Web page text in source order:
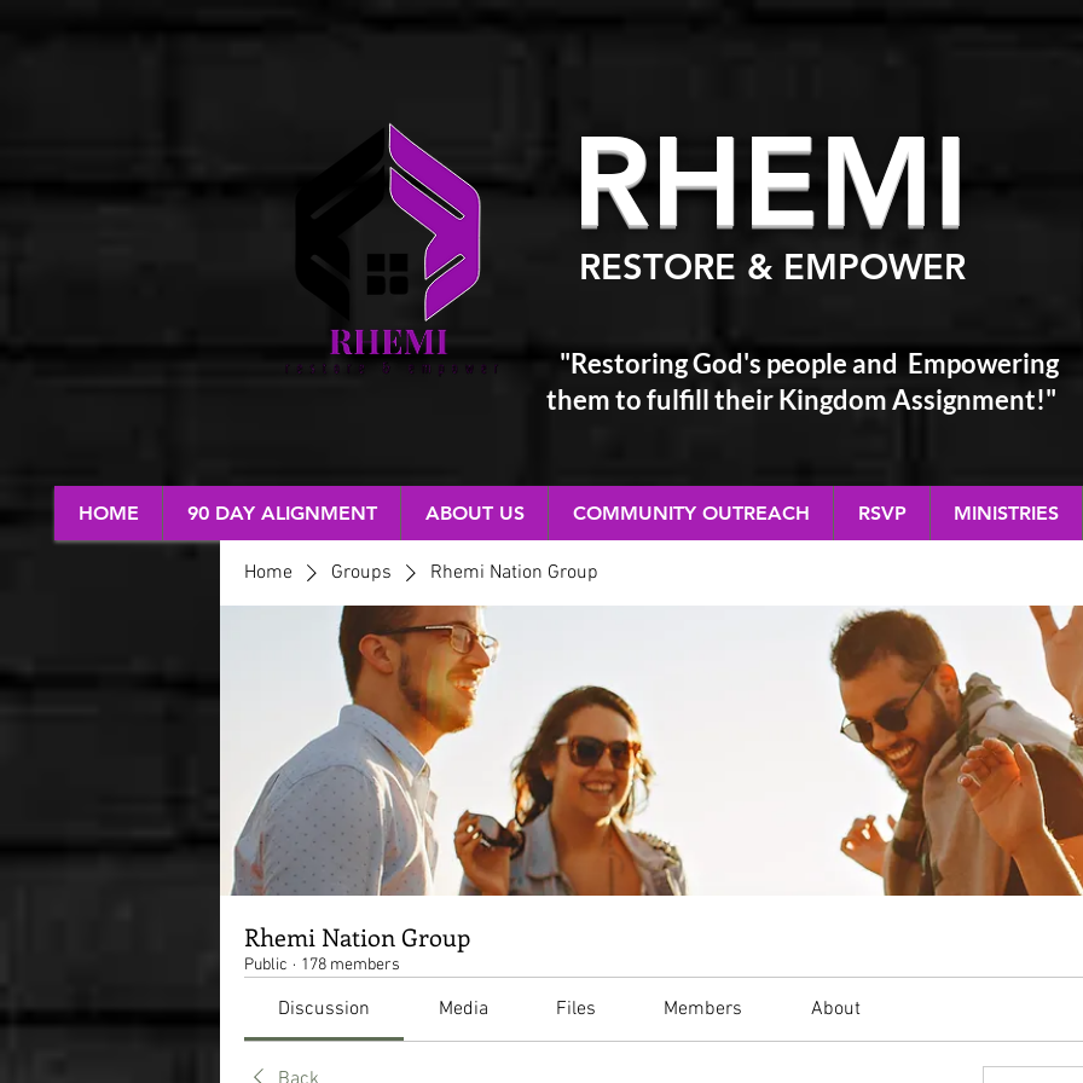
RHEMI
RESTORE & EMPOWER
"Restoring God's people and Empowering
themto fulfill their Kingdom Assignment!"
RESTORE & EMPOWER
HOME 90 DAY ALIGNMENT ABOUT US COMMUNITY OUTREACH RSVP MINISTRIES
Home Groups Rhemi Nation Group
Rhemi Nation Group
Public · 178 members
Discussion Media Files Members About